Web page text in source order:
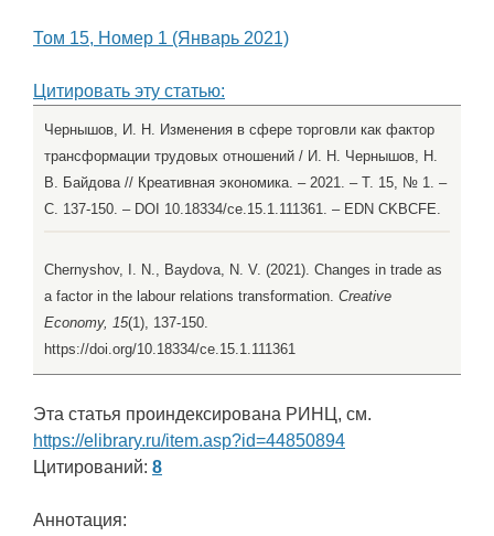
Том 15, Номер 1 (Январь 2021)
Цитировать эту статью:
Чернышов, И. Н. Изменения в сфере торговли как фактор
трансформации трудовых отношений / И. Н. Чернышов, Н.
В. Байдова // Креативная экономика. – 2021. – Т. 15, № 1. –
С. 137-150. – DOI 10.18334/ce.15.1.111361. – EDN CKBCFE.
Chernyshov, I. N., Baydova, N. V. (2021). Changes in trade as
a factor in the labour relations transformation. Creative
Economy, 15(1), 137-150.
https://doi.org/10.18334/ce.15.1.111361
Эта статья проиндексирована РИНЦ, см.
https://elibrary.ru/item.asp?id=44850894
Цитирований: 8
Аннотация: